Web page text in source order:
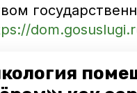
в управление